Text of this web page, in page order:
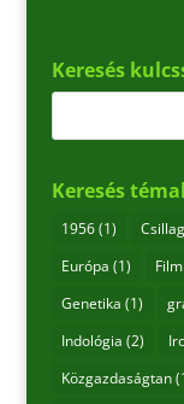
Keresés
Keresés
1956(1)
Európa (1) Film
Genetika (1)
Indológia (2)
Közgazdaságtan